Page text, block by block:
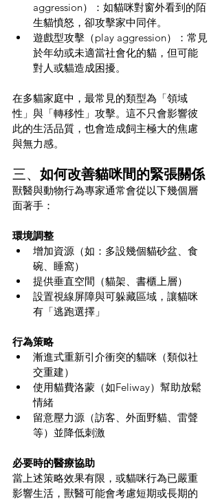
aggression）：如貓咪對窗外看到的陌
生貓憤怒，卻攻擊家中同伴。
遊戲型攻擊（play aggression）：常見
於年幼或未適當社會化的貓，但可能
對人或貓造成困擾。
在多貓家庭中，最常見的類型為「領域
性」與「轉移性」攻擊。這不只會影響彼
此的生活品質，也會造成飼主極大的焦慮
與無力感。
三、 如何改善貓咪間的緊張關係
獸醫與動物行為專家通常會從以下幾個層
面著手：
環境調整
增加資源（如：多設幾個貓砂盆、食
碗、睡窩）
提供垂直空間（貓架、書櫃上層）
設置視線屏障與可躲藏區域，讓貓咪
有「逃跑選擇」
行為策略
漸進式重新引介衝突的貓咪（類似社
交重建）
使用貓費洛蒙（如Feliway）幫助放鬆
情緒
留意壓力源（訪客、外面野貓、雷聲
等）並降低刺激
必要時的醫療協助
當上述策略效果有限，或貓咪行為已嚴重
影響生活，獸醫可能會考慮短期或長期的